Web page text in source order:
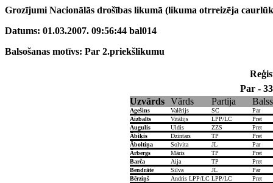
Grozījumi Nacionālās drošības likumā (likuma otrreizēja
Datums: 01.03.2007. 09:56:44 bal014
Balsošanas motīvs: Par 2.priekšlikumu
Par - 33
Uzvārds
Vārds Partija Balss
Agešins Valērijs SC
Par
Aizbalts
Vitālijs LPP/LC
Pret
Augulis
Uldis ZZS
Pret
Ābiķis
Dzintars TP
Pret
Āboltiņa
Solvita JL
Par
Ārbergs
Māris TP
Pret
Barča
Aija TP
Pret
Bendrāte
Silva JL
Par
Bērziņš
Andris LPP/LC LPP/LC
Pret